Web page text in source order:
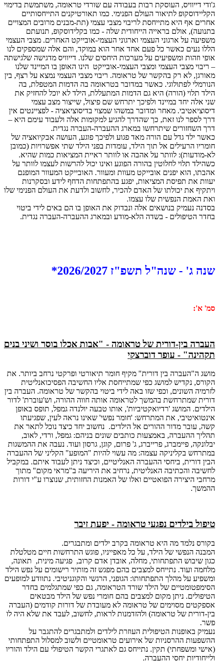
ג'ודי דייוויס, העוסקת רבות בעבודה עם שורדי טראומה, משתמשת בדימוי
הקליידוסקופ לתיאור העולם הפנימי. כמו תאורטיקנים התייחסותיים
אחרים אף היא מתייחסת לריבוי מצבי עצמי (תת-מבנים מרובים המצויים
בתנועה), אולם בראייה הייחודית שלה - כמו בקלידוסקופ, תנועתם
משפיעה על ארגוני העצמי וארגוני העצמי-אובייקט האחרים. מצבי העצמי
הללו נעים כאשר כל פעם אחד אחר הוא במוקד, והם אלה שמספקים לנו
אופי וזהות ומשפיעים על מערכות היחסים שלנו. דייוויס מדגישה שלגישתה
– ריבוי מצבי העצמי ומצבי העצמי-אובייקט הינו האופן בו המיינד שלנו
מאורגן, לא רק בהקשר של טראומה. ריבוי מצבי העצמי נמצא על רצף, בין
הנורמלי לפתולוגי. כאשר במדובר בטראומה בה הדמות המטפלת, בה
הילד תלוי (הורה) היא גם הדמות המתעללת, הילד לא יוכל להחזיק את
שני אלה יחד במיינד ולפיכך יתרחש שם פיצול, שייצור מצב עצמי
דיסוציאטיבי. מאחר ומדובר במשהו שמצוי בדיסוציאציה - לפציינטים אין
דרך לספר לנו זאת, כך שהדרך להגיע למקומות אלה ולעבוד עימם היא –
דרך השחזורים שיתרחשו במארג ההעברה-העברה נגדית.
כאשר ילד גדל עם הורה מאד פגוע ולפיכך פוגע, העושה אבקיואציה של
חומריו הרעילים אל תוך הילד, עומדות בפני הילד שתי אפשרויות (כמובן
לא-מודעות): לוותר על אהבה או לוותר ראיית המציאות כמות שהיא.
כשהילד תלוי לחלוטין בהורה הפוגע ואינו יכול להרשות לעצמו לוותר על
אהבתו, הוא יפנים אובייקט מעוות ומעוור. האובייקט המעוור המופנם
יעוות את תפיסת המציאות, יפגע בהתפתחות הדחף לידע ובסקרנות
ויתקיף את יכולתו של האדם להכיר, לחשוב ולדעת את העולם הפנימי שלו
ואת האמת הנפשית שלו עצמו.
בסדנה נעמיק בנושאים אלה ונבדוק את האופן בו הם באים לידי ביטוי
בחדר הטיפולים - בשדה הלא-מודע ובמארג ההעברה-העברה נגדית.
שנה ג' - שנה"ל תשפ"ז 2026/2027*
סמ' א':
העברה בין-דורית של טראומה - "אבות אכלו בוסר ושיני בנים
תקהינה" - עופר דוברצקי
מושג ה"העברה בין דורית" מקיף חומר תיאורטי ופרקטי נרחב ביותר. את
הקורס, נקדיש למושג כפי שמתייחסת אליו החשיבה הפסיכואנליטית
לזרמיה השונים, וכפי שזו באה לידי ביטוי בהקשר של טראומה. העברה בין
דורית שמתרחשת בהמשך לטראומה אותה חווה ההורה, וש'עוברת' לדור
הילדים. המושג 'רדיואקטיביות', אותו טבעה יולנדה גמפל, תופס באופן
אינטואיטיבי, את המתרחש: 'חומר נפשי' שאינו נראה לעין, שפגיעתו
קשה, עובר מדור ההורים אל הילדים. נחשוב יחד כיצד נוכל לתאר את
תהליך ההעברה, באמצעות כותבים שונים בניהם: גמפל, ורדי, לאוב,
יבלונקה, פיימברג, פרייברג, ג' פרום, קוגן, גרסון ועוד. נעבה את ההמשגות
במתרחש בקליניקה עצמה: מה עשוי להיות "המופע" הקליני של ההעברה
הבין דורית, ביחסי ההעברה האנליטיים, וכיצד ניתן לעבוד איתם. במקביל
לחשיבה והכתיבה האנליטית, נרחיב את היריעה ב"מראי מקום" מתוך
מרחבי היצירה הפואטיים ואלו של האמנות החזותית, שנוצרו ע"י דורות
ההמשך.
טיפול בילדים נפגעי טראומה - יפעת זיבר
בקורס נלמד מה היא טראומה בקרב ילדים ומתבגרים.
המבנה הנפשי של הילד, על כל מאפייניו, פוגש התרחשות חיים מטלטלת
כגון שיבוש התפתחותי, מחלה, אובדן אדם קרוב, פגיעה מינית, תאונה,
מלחמה ועוד. נתייחס למצבים בהם מפגש זה מותיר רישומים על נפש הילד
ומשפיע על מהלך התפתחותו: הגופני, הרגשי והקוגניטיבי. נתוודע למופעים
הסימפטומטיים של הילד שורד הטראומה, גם כפי שמתגלמים בחדר
הטיפולים. ניתן מקום למצבים בהם חומרי נפש של הילד מבטאים
אספקטים מסוימים של טראומה לא מעובדת של דורות קודמים (העברה
בין-דורית של טראומה) ולהזדמנות לראות, לחשוב, לעבד את שלא היה לו
פשר.
נעמיק באופנות הטיפולית העוזרת לילדים ולמתבגרים להתגבר על
ההשפעות ההרסניות של אירועים טראומטיים ולשוב למסלול התפתחותי
(אישי ומשפחתי) תקין. נתייחס גם לאתגרי הקשר הטיפולי עם הילד והוריו
ולייחודיות יחסי ההעברה.